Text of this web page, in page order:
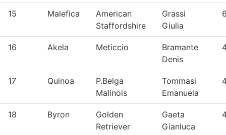
15 Malefica
American
Staffordshire
Grassi
Giulia
16 Akela Meticcio
Bramante
Denis
17 Quinoa
P.Belga
Malinois
Tommasi
Emanuela
18 Byron
Golden
Retriever
Gaeta
Gianluca